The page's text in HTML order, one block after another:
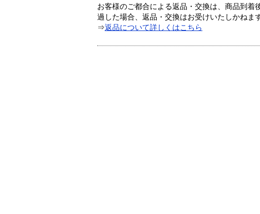
お客様のご都合による返品・交換は、商品到
過した場合、返品・交換はお受けいたしかねます
⇒返品について詳しくはこちら